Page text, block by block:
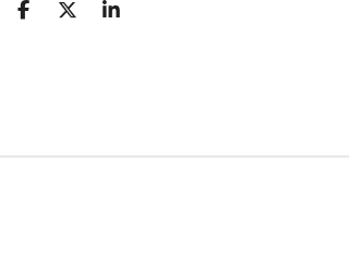
D
D
S